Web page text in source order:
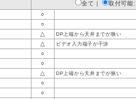
全て ｜ 取付可能
○
○
△
DP上端から天井までが狭い
△
ビデオ入力端子が干渉
○
○
△
DP上端から天井までが狭い
○
○